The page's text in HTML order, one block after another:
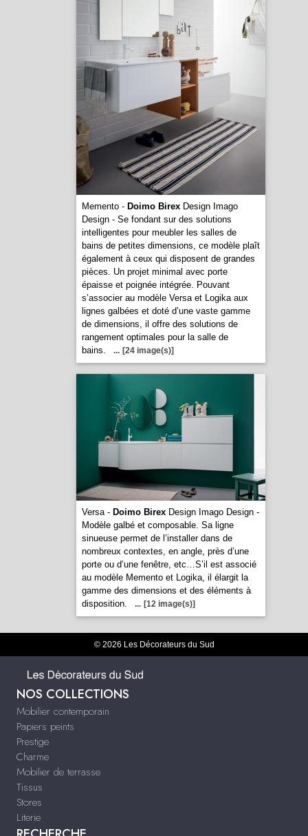
Memento - Doimo BirexDesign Imago
Design - Se fondant sur des solutions
intelligentes pour meubler les salles de
bains de petites dimensions, ce modèle plaît
également à ceux qui disposent de grandes
pièces. Un projet minimal avec porte
épaisse et poignée intégrée. Pouvant
s’associer au modèle Versa et Logika aux
lignes galbées et doté d’une vaste gamme
de dimensions, il offre des solutions de
rangement optimales pour la salle de
bains.
... [24 image(s)]
Versa - Doimo BirexDesign Imago Design -
Modèle galbé et composable. Sa ligne
sinueuse permet de l’installer dans de
nombreux contextes, en angle, près d’une
porte ou d’une fenêtre, etc…S’il est associé
au modèle Memento et Logika, il élargit la
gamme des dimensions et des éléments à
disposition.
... [12 image(s)]
© 2026 Les Décorateurs du Sud
NOS COLLECTIONS
Mobilier contemporain
Papiers peints
Prestige
Charme
Mobilier de terrasse
Tissus
Stores
Literie